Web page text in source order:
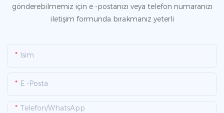
gönderebilmemiz için e -postanızı veya telefon numaranızı
iletişim formunda bırakmanız yeterli
Isim
E -posta
Telefon/WhatsApp